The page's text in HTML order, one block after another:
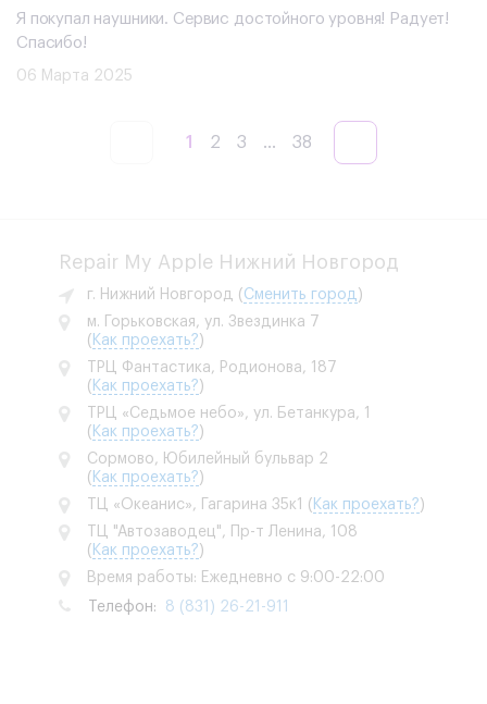
Я покупал наушники. Сервис достойного уровня! Радует!
Спасибо!
06 Марта 2025
1 2 3 ... 38
Repair My Apple Нижний Новгород
г. Нижний Новгород ( Сменить город )
м. Горьковская, ул. Звездинка 7
( Как проехать? )
ТРЦ Фантастика, Родионова, 187
( Как проехать? )
ТРЦ «Седьмое небо», ул. Бетанкура, 1
( Как проехать? )
Сормово, Юбилейный бульвар 2
( Как проехать? )
ТЦ «Океанис», Гагарина 35к1
( Как проехать? )
ТЦ "Автозаводец", Пр-т Ленина, 108
( Как проехать? )
Время работы: Ежедневно с 9:00-22:00
Телефон: 8 (831) 26-21-911